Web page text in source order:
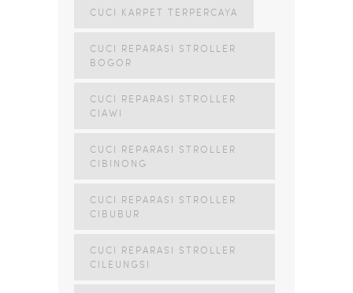
CUCI KARPET TERPERCAYA
CUCI REPARASI STROLLER
BOGOR
CUCI REPARASI STROLLER
CIAWI
CUCI REPARASI STROLLER
CIBINONG
CUCI REPARASI STROLLER
CIBUBUR
CUCI REPARASI STROLLER
CILEUNGSI